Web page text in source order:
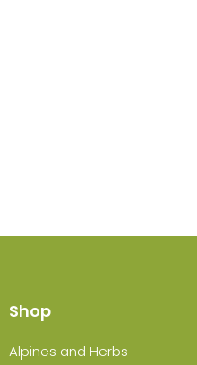
Shop
Alpines and Herbs